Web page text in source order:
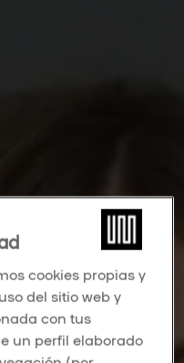
cookies propias y
del sitio web y
con tus
un perfil elaborado